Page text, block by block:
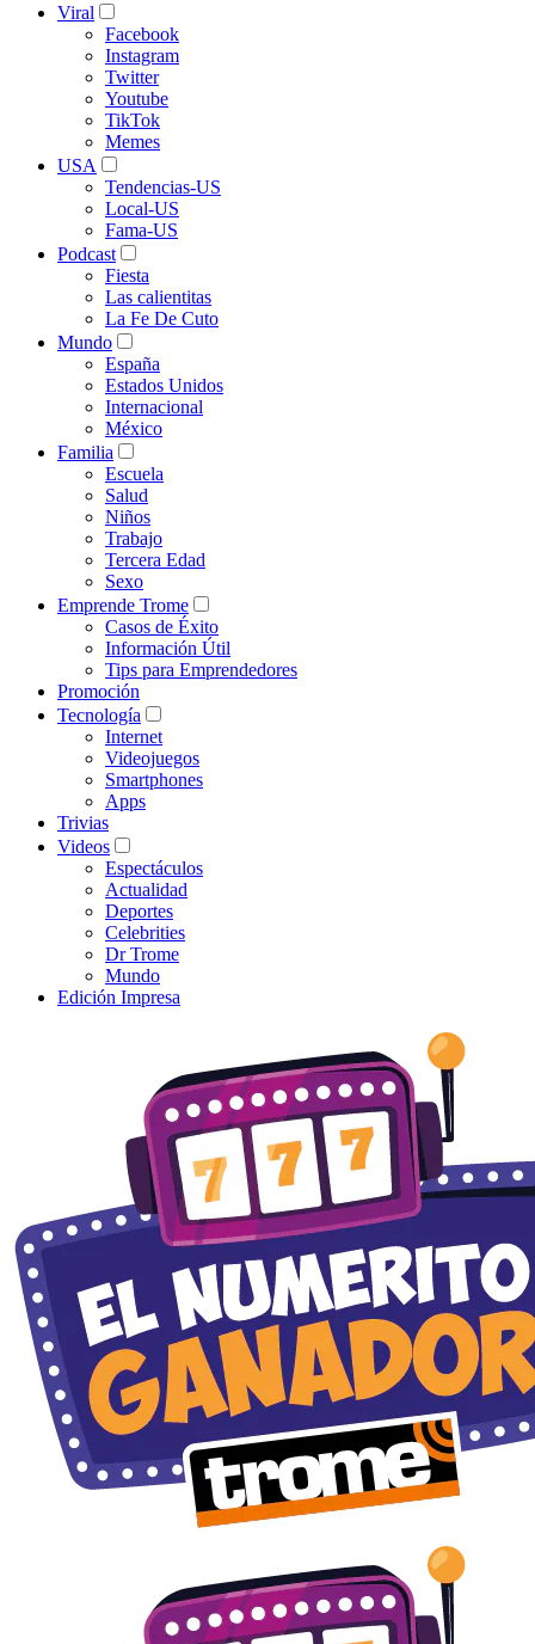
Viral
Facebook
Instagram
Twitter
Youtube
TikTok
Memes
USA
Tendencias-US
Local-US
Fama-US
Podcast
Fiesta
Las calientitas
La Fe De Cuto
Mundo
España
Estados Unidos
Internacional
México
Familia
Escuela
Salud
Niños
Trabajo
Tercera Edad
Sexo
Emprende Trome
Casos de Éxito
Información Útil
Tips para Emprendedores
Promoción
Tecnología
Internet
Videojuegos
Smartphones
Apps
Trivias
Videos
Espectáculos
Actualidad
Deportes
Celebrities
Dr Trome
Mundo
Edición Impresa